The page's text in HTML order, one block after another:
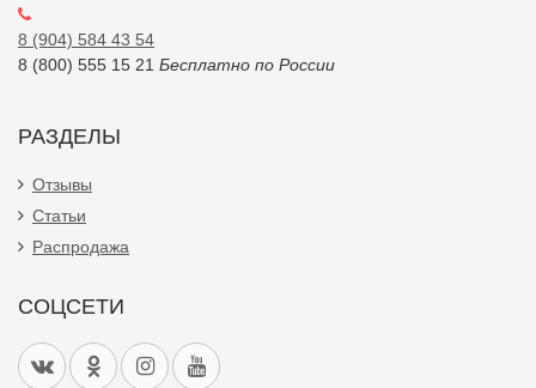
8 (904) 584 43 54
8 (800) 555 15 21 Бесплатно по России
РАЗДЕЛЫ
Отзывы
Статьи
Распродажа
СОЦСЕТИ